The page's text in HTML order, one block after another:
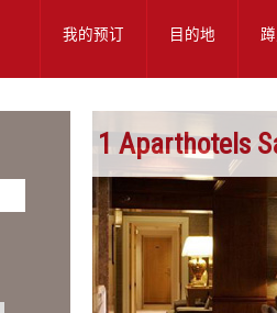
目的地
我的预订
1 Aparthotels